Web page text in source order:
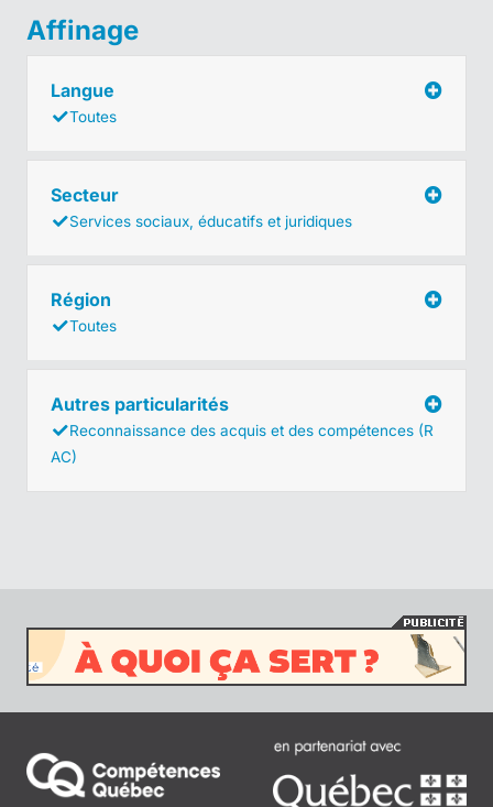
Affinage
Langue
Toutes
Secteur
Services sociaux, éducatifs et juridiques
Région
Toutes
Autres particularités
Reconnaissance des acquis et des compétences (R
AC)